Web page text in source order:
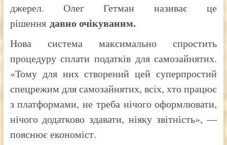
джерел. Олег Гетман називає це
рішення давно очікуваним.
Нова система максимально спростить
процедуру сплати податків для самозайнятих.
«Тому для них створений цей суперпростий
спецрежим для самозайнятих, всіх, хто працює
з платформами, не треба нічого оформлювати,
нічого додатково здавати, ніяку звітність», —
пояснює економіст.